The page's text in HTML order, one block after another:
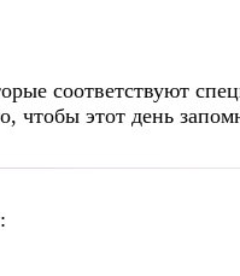
соответствуют
чтобы этот день